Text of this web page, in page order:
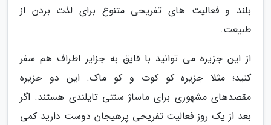
بلند و فعالیت های تفریحی متنوع برای لذت بردن از
طبیعت.
از این جزیره می توانید با قایق به جزایر اطراف هم سفر
کنید؛ مثلا جزیره کو کوت و کو ماک. این دو جزیره
مقصدهای مشهوری برای ماساژ سنتی تایلندی هستند. اگر
بعد از یک روز فعالیت تفریحی پرهیجان دوست دارید کمی